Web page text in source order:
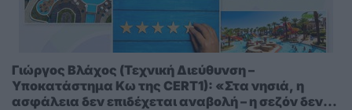
Γιώργος Βλάχος (Τεχνική Διεύθυνση –
Υποκατάστημα Κω της CERT1): «Στα νησιά, η
ασφάλεια δεν επιδέχεται αναβολή – η σεζόν δεν